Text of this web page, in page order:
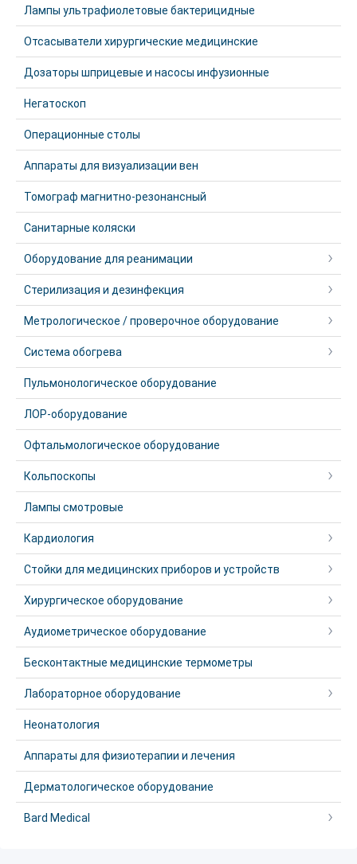
Лампы ультрафиолетовые бактерицидные
Отсасыватели хирургические медицинские
Дозаторы шприцевые и насосы инфузионные
Негатоскоп
Операционные столы
Аппараты для визуализации вен
Томограф магнитно-резонансный
Санитарные коляски
Оборудование для реанимации
Стерилизация и дезинфекция
Метрологическое / проверочное оборудование
Система обогрева
Пульмонологическое оборудование
ЛОР-оборудование
Офтальмологическое оборудование
Кольпоскопы
Лампы смотровые
Кардиология
Стойки для медицинских приборов и устройств
Хирургическое оборудование
Аудиометрическое оборудование
Бесконтактные медицинские термометры
Лабораторное оборудование
Неонатология
Аппараты для физиотерапии и лечения
Дерматологическое оборудование
Bard Medical